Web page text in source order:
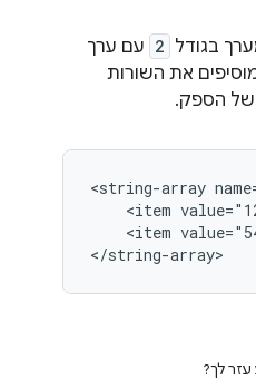
בגודל 2 עם ערך
את השורות
של הספק.
<string-array
<item
<item
</string-array>
לך?